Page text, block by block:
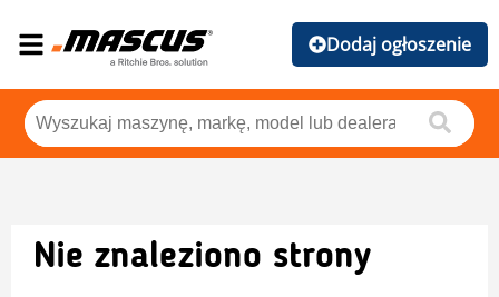
Dodaj ogłoszenie
Nie znaleziono strony